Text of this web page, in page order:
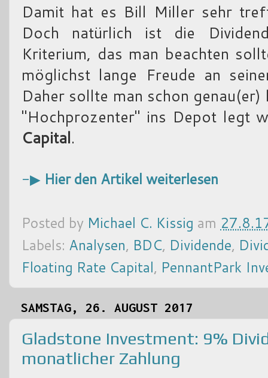
Damit hat es Bill Miller sehr
Doch natürlich ist die
Kriterium, das man beachten
möglichst lange Freude an
Daher sollte man schon
"Hochprozenter" ins Depot legt
Capital.
-▶ Hier den Artikel weiterlesen
Posted by Michael C. Kissig am
Labels: Analysen, BDC, Dividende,
Floating Rate Capital, PennantPark
SAMSTAG, 26. AUGUST 2017
Gladstone Investment: 9%
monatlicher Zahlung